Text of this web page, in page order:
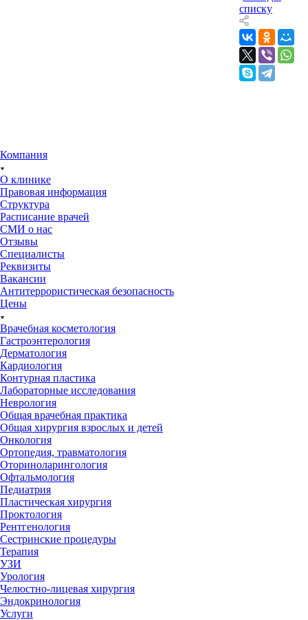
списку
Компания
О клинике
Правовая информация
Структура
Расписание врачей
СМИ о нас
Отзывы
Специалисты
Реквизиты
Вакансии
Антитеррористическая безопасность
Цены
Врачебная косметология
Гастроэнтерология
Дерматология
Кардиология
Контурная пластика
Лабораторные исследования
Неврология
Общая врачебная практика
Общая хирургия взрослых и детей
Онкология
Ортопедия, травматология
Оториноларингология
Офтальмология
Педиатрия
Пластическая хирургия
Проктология
Рентгенология
Сестринские процедуры
Терапия
УЗИ
Урология
Челюстно-лицевая хирургия
Эндокринология
Услуги